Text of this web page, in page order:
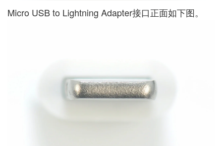
Micro USB to Lightning Adapter接口正面如下图。